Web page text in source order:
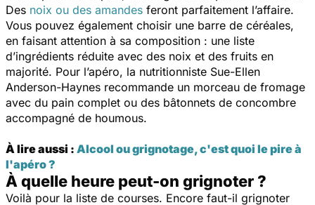
Des noix ou des amandes feront parfaitement l’affaire.
Vous pouvez également choisir une barre de céréales,
en faisant attention à sa composition : une liste
d’ingrédients réduite avec des noix et des fruits en
majorité. Pour l’apéro, la nutritionniste Sue-Ellen
Anderson-Haynes recommande un morceau de fromage
avec du pain complet ou des bâtonnets de concombre
accompagné de houmous.
À lire aussi : Alcool ou grignotage, c'est quoi le pire à
l'apéro ?
À quelle heure peut-on grignoter ?
Voilà pour la liste de courses. Encore faut-il grignoter